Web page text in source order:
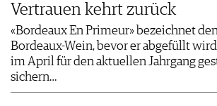
Vertrauen kehrt zurück
«Bordeaux En Primeur» bezeichnet
Bordeaux-Wein, bevor er abgefüllt
im April für den aktuellen Jahrgang
sichern…